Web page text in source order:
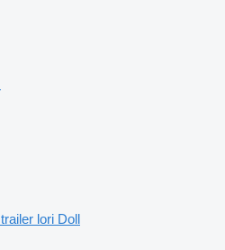
trailer lori Doll